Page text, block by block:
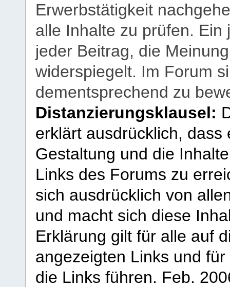
Erwerbstätigkeit
alle Inhalte zu prüfen.
jeder Beitrag, die
widerspiegelt. Im Forum
dementsprechend zu
Distanzierungsklausel:
erklärt ausdrücklich,
Gestaltung und die
Links des Forums zu
sich ausdrücklich von
und macht sich diese
Erklärung gilt für alle auf
angezeigten Links und
die Links führen. Feb.